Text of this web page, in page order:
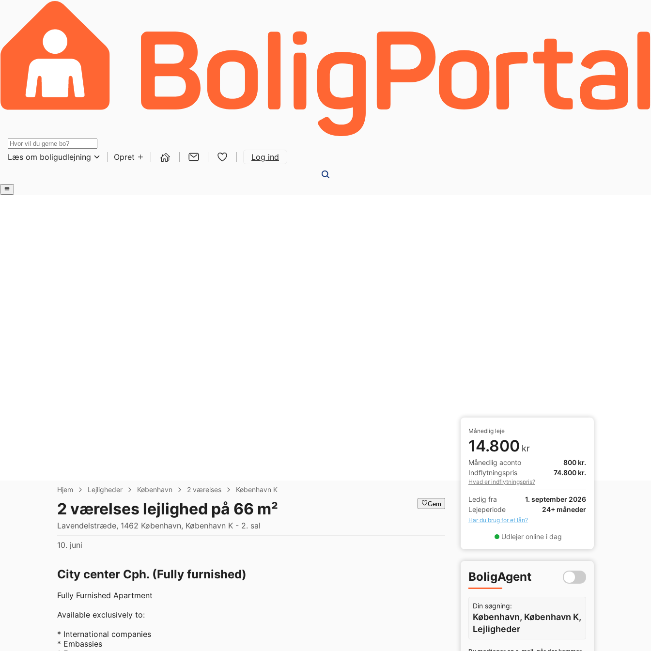
Læs om boligudlejning Opret Log ind
Hjem Lejligheder København 2 værelses København K
2 værelses lejlighed på 66 m²
Lavendelstræde, 1462 København, København K - 2. sal
Gem
10. juni
City center Cph. (Fully furnished)
Fully Furnished Apartment
Available exclusively to:
* International companies
* Embassies
Månedlig leje
14.800 kr
Månedlig aconto
800 kr.
Indflytningspris
74.800 kr.
Hvad er indflytningspris?
Ledig fra
1. september 2026
Lejeperiode
24+ måneder
Har du brug for et lån?
Udlejer online i dag
BoligAgent
Din søgning:
København, København K,
Lejligheder